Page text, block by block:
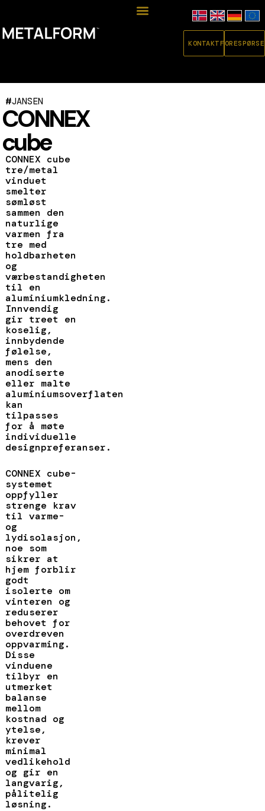
KONTAKT
#JANSEN
CONNEX
cube
CONNEX cube
tre/metal
vinduet
smelter
sømløst
sammen den
naturlige
varmen fra
tre med
holdbarheten
og
værbestandigheten
til en
aluminiumkledning.
Innvendig
gir treet en
koselig,
innbydende
følelse,
mens den
anodiserte
eller malte
aluminiumsoverflaten
kan
tilpasses
for å møte
individuelle
designpreferanser.
CONNEX cube-
systemet
oppfyller
strenge krav
til varme-
og
lydisolasjon,
noe som
sikrer at
hjem forblir
godt
isolerte om
vinteren og
reduserer
behovet for
overdreven
oppvarming.
Disse
vinduene
tilbyr en
utmerket
balanse
mellom
kostnad og
ytelse,
krever
minimal
vedlikehold
og gir en
langvarig,
pålitelig
løsning.